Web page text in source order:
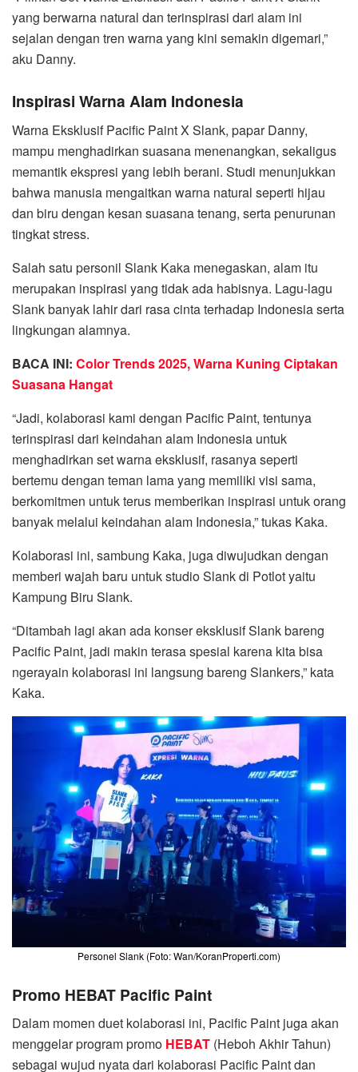
yang berwarna natural dan terinspirasi dari alam ini
sejalan dengan tren warna yang kini semakin digemari,”
aku Danny.
Inspirasi Warna Alam Indonesia
Warna Eksklusif Pacific Paint X Slank, papar Danny,
mampu menghadirkan suasana menenangkan, sekaligus
memantik ekspresi yang lebih berani. Studi menunjukkan
bahwa manusia mengaitkan warna natural seperti hijau
dan biru dengan kesan suasana tenang, serta penurunan
tingkat stress.
Salah satu personil Slank Kaka menegaskan, alam itu
merupakan inspirasi yang tidak ada habisnya. Lagu-lagu
Slank banyak lahir dari rasa cinta terhadap Indonesia serta
lingkungan alamnya.
BACA INI: Color Trends 2025, Warna Kuning Ciptakan
Suasana Hangat
“Jadi, kolaborasi kami dengan Pacific Paint, tentunya
terinspirasi dari keindahan alam Indonesia untuk
menghadirkan set warna eksklusif, rasanya seperti
bertemu dengan teman lama yang memiliki visi sama,
berkomitmen untuk terus memberikan inspirasi untuk orang
banyak melalui keindahan alam Indonesia,” tukas Kaka.
Kolaborasi ini, sambung Kaka, juga diwujudkan dengan
memberi wajah baru untuk studio Slank di Potlot yaitu
Kampung Biru Slank.
“Ditambah lagi akan ada konser eksklusif Slank bareng
Pacific Paint, jadi makin terasa spesial karena kita bisa
ngerayain kolaborasi ini langsung bareng Slankers,” kata
Kaka.
Personel Slank (Foto: Wan/KoranProperti.com)
Promo HEBAT Pacific Paint
Dalam momen duet kolaborasi ini, Pacific Paint juga akan
menggelar program promo HEBAT (Heboh Akhir Tahun)
sebagai wujud nyata dari kolaborasi Pacific Paint dan